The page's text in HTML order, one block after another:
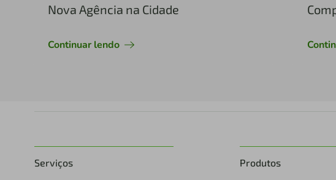
Nova Agência na Cidade
Continuar lendo
Serviços Produtos